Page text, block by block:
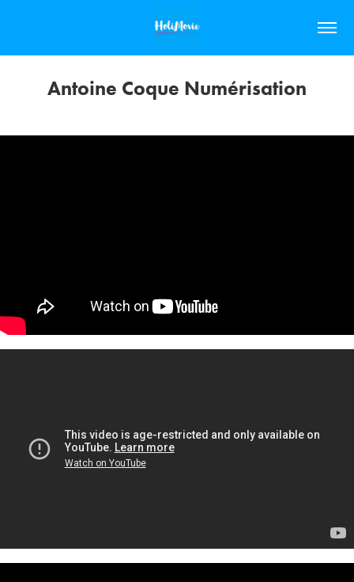
Antoine Coque Numérisation